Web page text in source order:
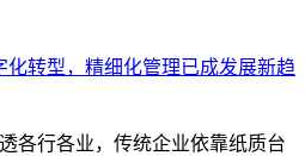
转型，精细化管理已成发展新趋
各行各业，传统企业依靠纸质台